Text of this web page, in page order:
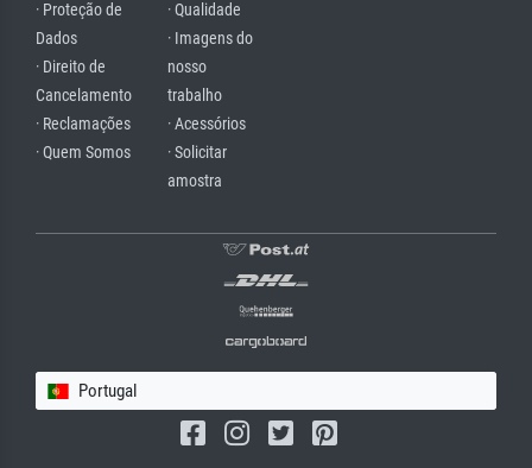
· Proteção de
Dados
· Direito de
Cancelamento
· Reclamações
· Quem Somos
· Qualidade
· Imagens do
nosso
trabalho
· Acessórios
· Solicitar
amostra
Portugal